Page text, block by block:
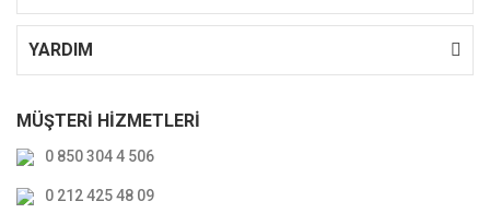
YARDIM
MÜŞTERİ HİZMETLERİ
0 850 304 4 506
0 212 425 48 09